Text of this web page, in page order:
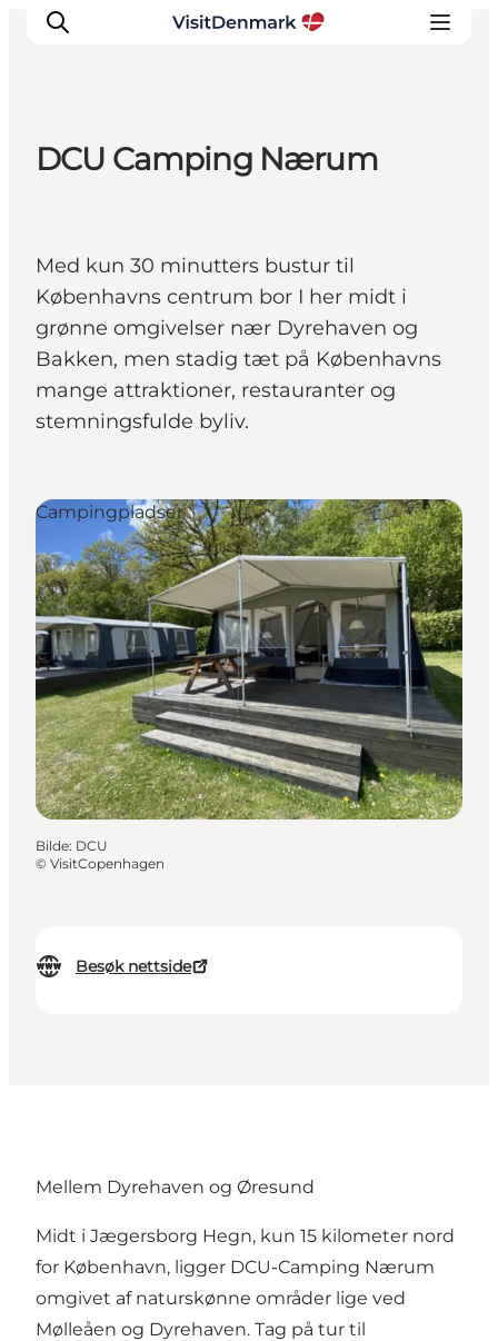
Aktiviteter
Overnatting
Planlegg reisen
DCU Camping Nærum
Med kun 30 minutters bustur til
Københavns centrum bor I her midt i
grønne omgivelser nær Dyrehaven og
Bakken, men stadig tæt på Københavns
mange attraktioner, restauranter og
stemningsfulde byliv.
Besøk nettside
Campingpladser
Bilde: DCU
© VisitCopenhagen
Mellem Dyrehaven og Øresund
Midt i Jægersborg Hegn, kun 15 kilometer nord
for København, ligger DCU-Camping Nærum
omgivet af naturskønne områder lige ved
Mølleåen og Dyrehaven. Tag på tur til